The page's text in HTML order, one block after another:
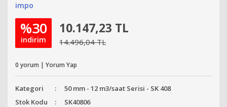
impo
%30
indirim
10.147,23 TL
14.496,04 TL
0 yorum | Yorum Yap
Kategori
50 mm - 12 m3/saat Serisi - SK 408
Stok Kodu
SK40806